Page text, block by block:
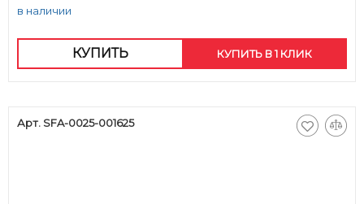
в наличии
КУПИТЬ КУПИТЬ В 1 КЛИК
Арт. SFA-0025-001625